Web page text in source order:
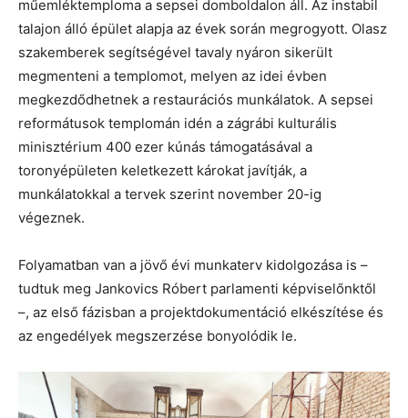
műemléktemploma a sepsei domboldalon áll. Az instabil
talajon álló épület alapja az évek során megrogyott. Olasz
szakemberek segítségével tavaly nyáron sikerült
megmenteni a templomot, melyen az idei évben
megkezdődhetnek a restaurációs munkálatok. A sepsei
reformátusok templomán idén a zágrábi kulturális
minisztérium 400 ezer kúnás támogatásával a
toronyépületen keletkezett károkat javítják, a
munkálatokkal a tervek szerint november 20-ig
végeznek.
Folyamatban van a jövő évi munkaterv kidolgozása is –
tudtuk meg Jankovics Róbert parlamenti képviselőnktől
–, az első fázisban a projektdokumentáció elkészítése és
az engedélyek megszerzése bonyolódik le.